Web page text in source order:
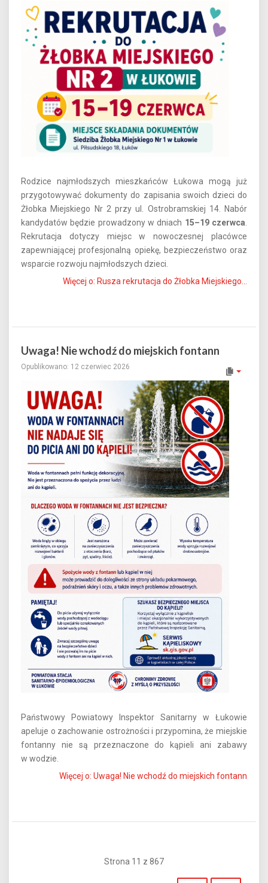
Rodzice najmłodszych mieszkańców Łukowa mogą już
przygotowywać dokumenty do zapisania swoich dzieci do
Żłobka Miejskiego Nr 2 przy ul. Ostrobramskiej 14. Nabór
kandydatów będzie prowadzony w dniach 15–19 czerwca
Rekrutacja dotyczy miejsc w nowoczesnej placówce
zapewniającej profesjonalną opiekę, bezpieczeństwo oraz
wsparcie rozwoju najmłodszych dzieci.
Więcej o: Rusza rekrutacja do Żłobka Miejskiego...
Uwaga! Nie wchodź do miejskich fontann
Opublikowano: 12 czerwiec 2026
Państwowy Powiatowy Inspektor Sanitarny w Łukowie
apeluje o zachowanie ostrożności i przypomina, że miejskie
fontanny nie są przeznaczone do kąpieli ani zabawy
w wodzie.
Więcej o: Uwaga! Nie wchodź do miejskich fontann
Strona 11 z 867